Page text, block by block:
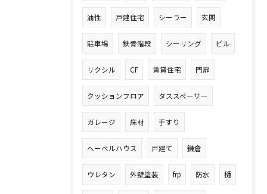
油性 戸建住宅 シーラー 玄関
駐車場 鉄骨階段 シーリング ビル
リクシル CF 賃貸住宅 門扉
クッションフロア タススペーサー
ガレージ 床材 手すり
へーベルハウス 戸建て 鎌倉
ウレタン 外壁塗装 frp 防水 樋